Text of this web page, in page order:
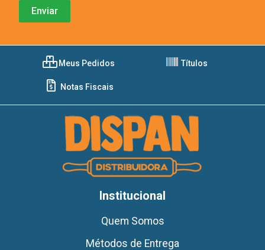
Meus Pedidos Títulos
Notas Fiscais
Institucional
Quem Somos
Métodos de Entrega